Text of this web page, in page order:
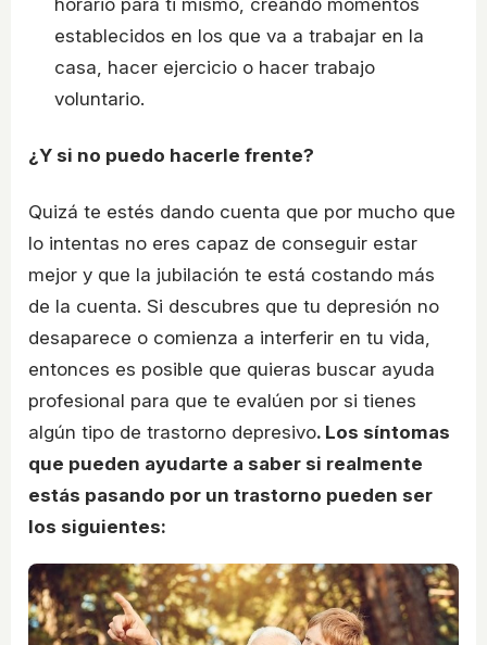
horario para ti mismo, creando momentos
establecidos en los que va a trabajar en la
casa, hacer ejercicio o hacer trabajo
voluntario.
¿Y si no puedo hacerle frente?
Quizá te estés dando cuenta que por mucho que
lo intentas no eres capaz de conseguir estar
mejor y que la jubilación te está costando más
de la cuenta. Si descubres que tu depresión no
desaparece o comienza a interferir en tu vida,
entonces es posible que quieras buscar ayuda
profesional para que te evalúen por si tienes
algún tipo de trastorno depresivo. Los síntomas
que pueden ayudarte a saber si realmente
estás pasando por un trastorno pueden ser
los siguientes: